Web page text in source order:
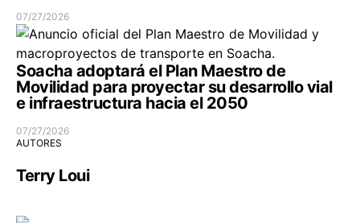
07/27/2026
Soacha adoptará el Plan Maestro de
Movilidad para proyectar su desarrollo vial
e infraestructura hacia el 2050
07/27/2026
AUTORES
Terry Loui